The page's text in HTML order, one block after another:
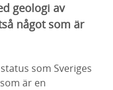
geologi av
något som är
som Sveriges
är en